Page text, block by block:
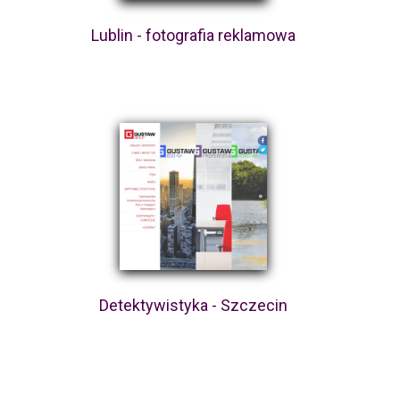
Lublin - fotografia reklamowa
Detektywistyka - Szczecin